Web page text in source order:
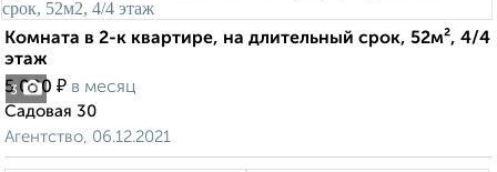
3
Комната в 2-к квартире, на длительный срок, 52м², 4/4
этаж
5 000 ₽ в месяц
Садовая 30
Агентство, 06.12.2021